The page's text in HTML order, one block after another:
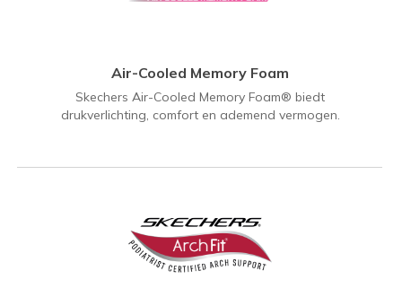
Air-Cooled Memory Foam
Skechers Air-Cooled Memory Foam® biedt
drukverlichting, comfort en ademend vermogen.